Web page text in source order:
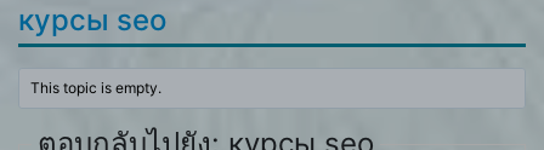
курсы seo
This topic is empty.